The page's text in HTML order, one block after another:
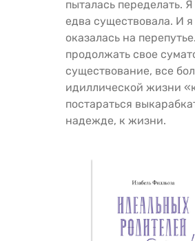
пыталась переделать.
едва существовала. И я
оказалась на
продолжать свое
существование, все
идиллической жизни
постараться
надежде, к жизни.